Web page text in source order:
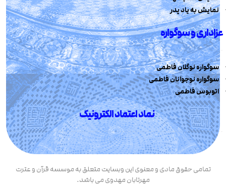
نمایش به یاد پدر
عزاداری و سوگواره
سوگواره نوگلان فاطمی
سوگواره نوجوانان فاطمی
اتوبوس فاطمی
نماد اعتماد الکترونیک
تمامی حقوق مادی و معنوی این وبسایت متعلق به موسسه قرآن و عترت
مهرتابان مهدوی می باشد.